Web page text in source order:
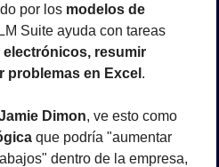
por los modelos de
Suite ayuda con tareas
resumir
problemas en Excel .
Dimon, ve esto como
que podría "aumentar
dentro de la empresa,